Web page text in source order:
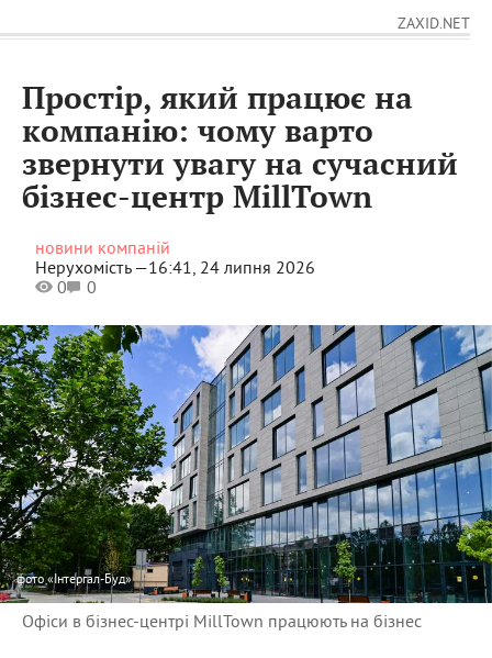
ZAXID.NET
Простір, який працює на
компанію: чому варто
звернути увагу на сучасний
бізнес-центр MillTown
новини компаній
Нерухомість —16:41, 24 липня 2026
0
0
фото«Інтергал-Буд»
Офіси в бізнес-центрі MillTown працюють на бізнес